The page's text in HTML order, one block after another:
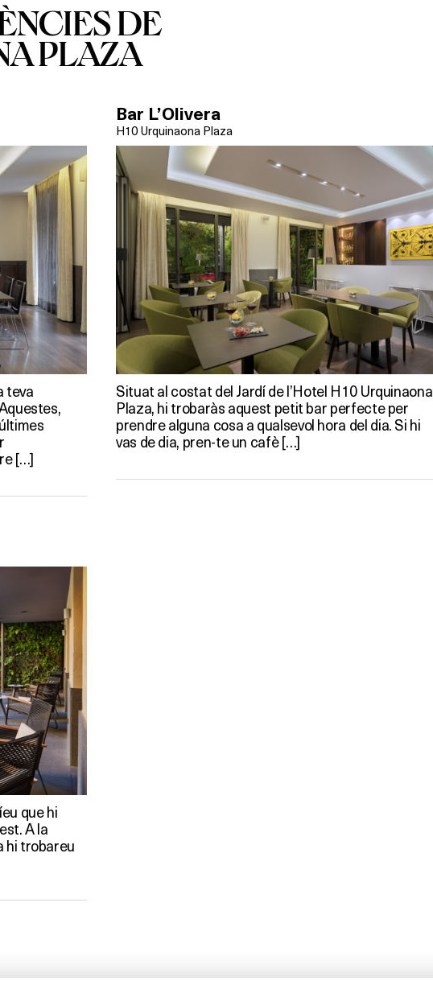
DE
PLAZA
teva
[…]
Bar L’Olivera
H10 Urquinaona Plaza
Situat al costat del Jardí de l’Hotel H10 Urquinaona
Plaza, hi trobaràs aquest petit bar perfecte per
prendre alguna cosa a qualsevol hora del dia. Si hi
vas de dia, pren-te un cafè […]
que hi
A la
hi trobareu